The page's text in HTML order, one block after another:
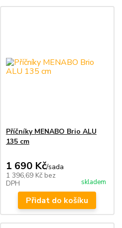
Příčníky MENABO Brio ALU
135 cm
1 690 Kč/sada
1 396,69 Kč bez
DPH
skladem
Přidat do košíku